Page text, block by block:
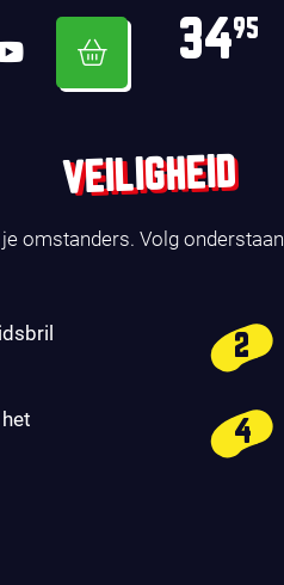
3495
VEILIGHEID
omstanders. Volg